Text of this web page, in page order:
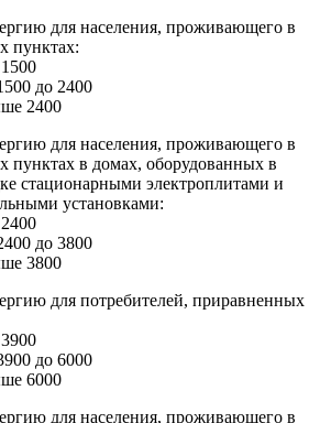
для населения, проживающего в
пунктах:
до 2400
2400
для населения, проживающего в
пунктах в домах, оборудованных в
стационарными электроплитами и
установками:
до 3800
3800
для потребителей, приравненных
до 6000
6000
для населения, проживающего в